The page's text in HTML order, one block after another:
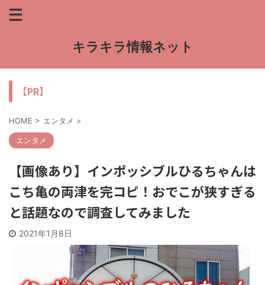
キラキラ情報ネット
【PR】
HOME > エンタメ >
エンタメ
【画像あり】インポッシブルひるちゃんは
こち亀の両津を完コピ！おでこが狭すぎる
と話題なので調査してみました
2021年1月8日